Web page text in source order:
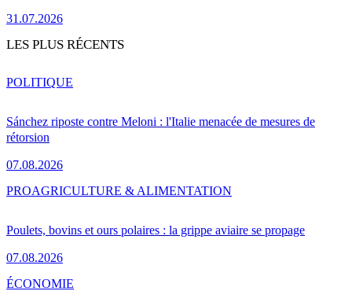
31.07.2026
LES PLUS RÉCENTS
Sánchez riposte contre Meloni : l'Italie menacée de mesures de
rétorsion
07.08.2026
POLITIQUE
Poulets, bovins et ours polaires : la grippe aviaire se propage
07.08.2026
PROAGRICULTURE & ALIMENTATION
ÉCONOMIE